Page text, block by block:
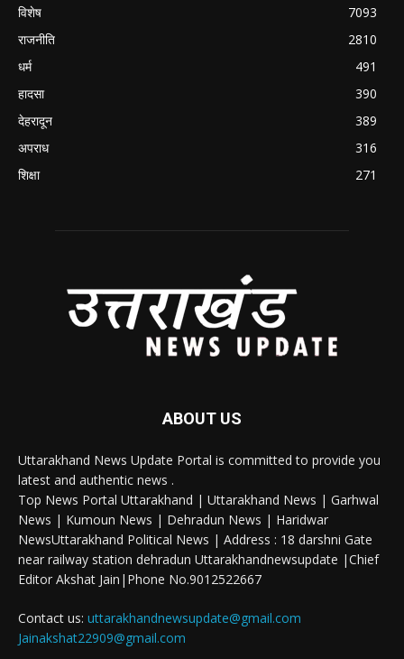
विशेष
7093
राजनीति
2810
धर्म
491
हादसा
390
देहरादून
389
अपराध
316
शिक्षा
271
ABOUT US
Uttarakhand News Update Portal is committed to provide you
latest and authentic news .
Top News Portal Uttarakhand | Uttarakhand News | Garhwal
News | Kumoun News | Dehradun News | Haridwar
NewsUttarakhand Political News | Address : 18 darshni Gate
near railway station dehradun Uttarakhandnewsupdate |Chief
Editor Akshat Jain|Phone No.9012522667
Contact us: uttarakhandnewsupdate@gmail.com
Jainakshat22909@gmail.com